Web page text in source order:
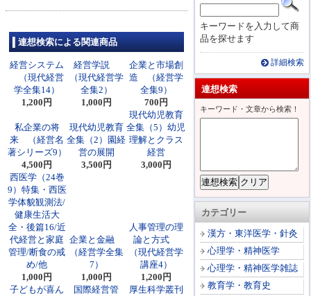
キーワードを入力して商
品を探せます
詳細検索
連想検索
キーワード・文章から検索！
カテゴリー
漢方・東洋医学・針灸
心理学・精神医学
心理学・精神医学雑誌
教育学・教育史
連想検索による関連商品
経営システム
（現代経営
学全集14）
1,200円
経営学説
（現代経営学
全集2）
1,000円
企業と市場創
造 （経営学
全集9）
700円
私企業の将
来 （経営名
著シリーズ9）
4,500円
現代幼児教育
全集（2）園経
営の展開
3,500円
現代幼児教育
全集（5）幼児
理解とクラス
経営
3,000円
西医学（24巻
9）特集・西医
学体貌観測法/
健康生活大
全・後篇16/近
代経営と家庭
管理/断食の戒
め/他
1,000円
企業と金融
（経営学全集
7）
1,000円
人事管理の理
論と方式
（現代経営学
講座4）
1,200円
子どもが喜ん
国際経営管
厚生科学叢刊